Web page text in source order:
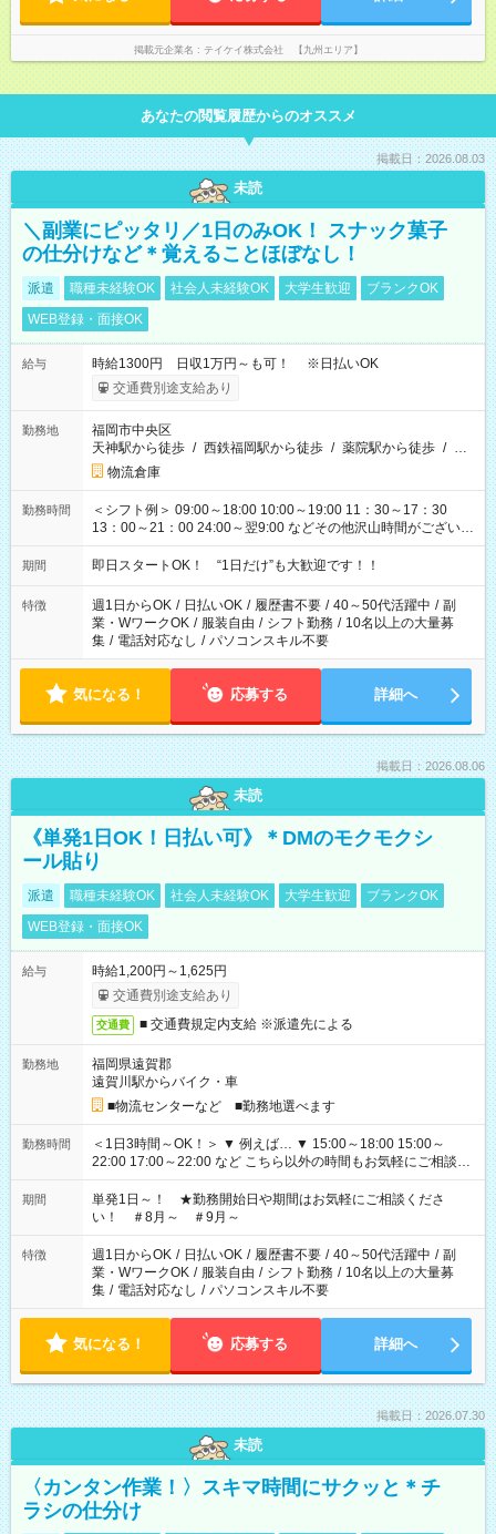
掲載元企業名 テイケイ株式会社 【九州エリア】
あなたの閲覧履歴からのオススメ
掲載日：2026.08.03
未読
＼副業にピッタリ／1日のみOK！ スナック菓子
の仕分けなど＊覚えることほぼなし！
派遣 職種未経験OK 社会人未経験OK 大学生歓迎
ブランクOK
WEB登録・面接OK
給与
時給1300円 日収1万円～も可！ ※日払いOK
交通費別途支給あり
勤務地
福岡市中央区
天神駅から徒歩 / 西鉄福岡駅から徒歩 / 薬院駅から徒歩 / …
物流倉庫
勤務時間
＜シフト例＞ 09:00～18:00 10:00～19:00 11：30～17：30
13：00～21：00 24:00～翌9:00 などその他沢山時間がございま
す！
期間 即日スタートOK！ “1日だけ”も大歓迎です！！
特徴 週1日からOK / 日払いOK / 履歴書不要 / 40～50代活躍中 / 副
業・WワークOK / 服装自由 / シフト勤務 / 10名以上の大量募
集 / 電話対応なし / パソコンスキル不要
気になる！ 応募する 詳細へ
掲載日：2026.08.06
未読
《単発1日OK！日払い可》＊DMのモクモクシ
ール貼り
派遣 職種未経験OK 社会人未経験OK 大学生歓迎
ブランクOK
WEB登録・面接OK
給与
時給1,200円～1,625円
交通費別途支給あり
交通費 ■ 交通費規定内支給 ※派遣先による
勤務地
福岡県遠賀郡
遠賀川駅からバイク・車
■物流センターなど ■勤務地選べます
勤務時間
＜1日3時間～OK！＞ ▼ 例えば… ▼ 15:00～18:00 15:00～
22:00 17:00～22:00 など こちら以外の時間もお気軽にご相談く
ださい！
期間
単発1日～！ ★勤務開始日や期間はお気軽にご相談くださ
い！ ＃8月～ ＃9月～
特徴 週1日からOK / 日払いOK / 履歴書不要 / 40～50代活躍中 / 副
業・WワークOK / 服装自由 / シフト勤務 / 10名以上の大量募
集 / 電話対応なし / パソコンスキル不要
気になる！ 応募する 詳細へ
掲載日：2026.07.30
未読
〈カンタン作業！〉スキマ時間にサクッと＊チ
ラシの仕分け